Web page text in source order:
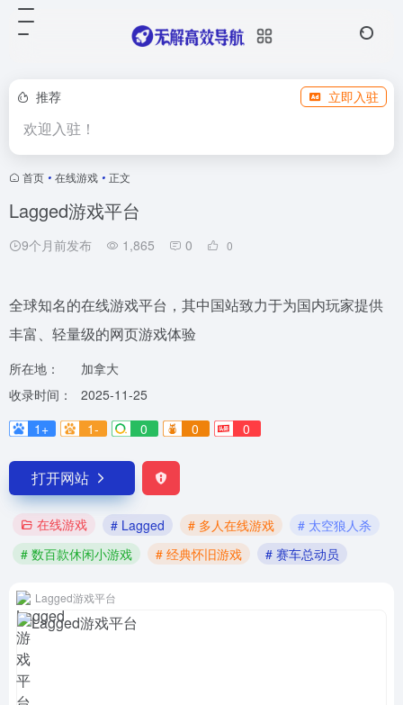
推荐 立即入驻
欢迎入驻！
首页 • 在线游戏 • 正文
Lagged游戏平台
9个月前发布 1,865 0 0
全球知名的在线游戏平台，其中国站致力于为国内玩家提供
丰富、轻量级的网页游戏体验
所在地：
加拿大
收录时间：
2025-11-25
1+
1- 0 0 0
打开网站
在线游戏 # Lagged # 多人在线游戏
# 太空狼人杀
# 数百款休闲小游戏
# 经典怀旧游戏 # 赛车总动员
Lagged游戏平台